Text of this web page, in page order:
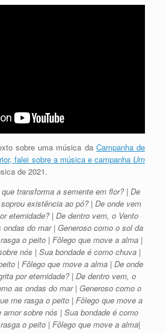
sobre uma música da Campanha de
falei sobre a música e campanha Um
de 2021.
transforma a semente em flor? | De
existência ao pó? | De onde vem
eternidade? | De dentro vem, o Vento
do mar | Generoso como o sol da
o peito | Fôlego que move a alma |
nós | Sua bondade é como chuva |
| Fôlego que move a alma | De onde
por eternidade? | De dentro vem, o
as ondas do mar | Generoso como o
me rasga o peito | Fôlego que move a
amor sobre nós | Sua bondade é como
o peito | Fôlego que move a alma|